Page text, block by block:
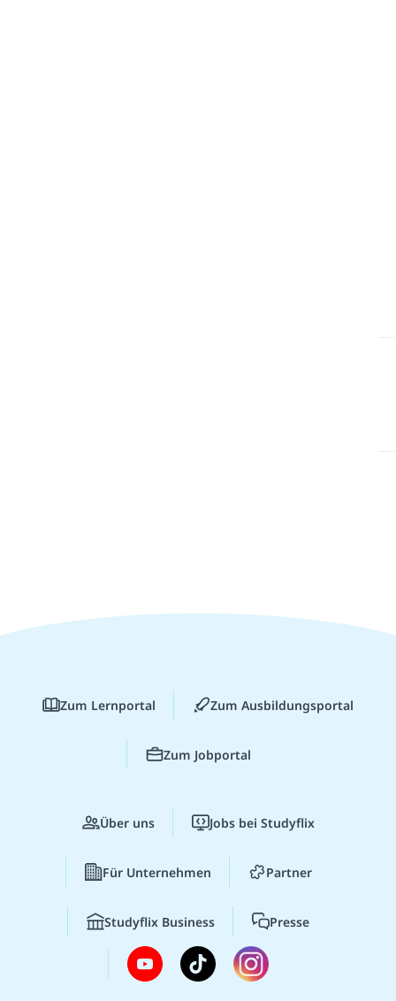
Zum Lernportal Zum Ausbildungsportal
Zum Jobportal
Über uns Jobs bei Studyflix
Für Unternehmen Partner
Studyflix Business Presse